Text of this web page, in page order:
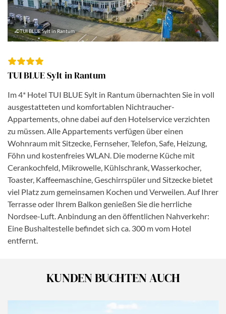
©TUI BLUE Sylt in Rantum
TUI BLUE Sylt in Rantum
Im 4* Hotel TUI BLUE Sylt in Rantum übernachten Sie in voll
ausgestatteten und komfortablen Nichtraucher-
Appartements, ohne dabei auf den Hotelservice verzichten
zu müssen. Alle Appartements verfügen über einen
Wohnraum mit Sitzecke, Fernseher, Telefon, Safe, Heizung,
Föhn und kostenfreies WLAN. Die moderne Küche mit
Cerankochfeld, Mikrowelle, Kühlschrank, Wasserkocher,
Toaster, Kaffeemaschine, Geschirrspüler und Sitzecke bietet
viel Platz zum gemeinsamen Kochen und Verweilen. Auf Ihrer
Terrasse oder Ihrem Balkon genießen Sie die herrliche
Nordsee-Luft. Anbindung an den öffentlichen Nahverkehr:
Eine Bushaltestelle befindet sich ca. 300 m vom Hotel
entfernt.
KUNDEN BUCHTEN AUCH